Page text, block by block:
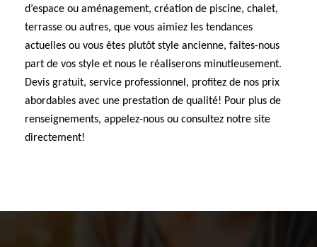
d’espace ou aménagement, création de piscine, chalet,
terrasse ou autres, que vous aimiez les tendances
actuelles ou vous êtes plutôt style ancienne, faites-nous
part de vos style et nous le réaliserons minutieusement.
Devis gratuit, service professionnel, profitez de nos prix
abordables avec une prestation de qualité! Pour plus de
renseignements, appelez-nous ou consultez notre site
directement!